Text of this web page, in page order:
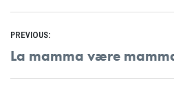
Innleggsnavigasjon
PREVIOUS:
Previous
post:
La mamma være